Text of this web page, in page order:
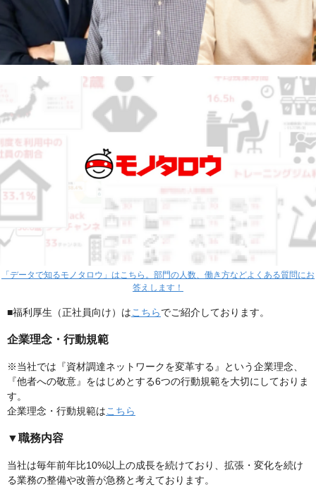
「データで知るモノタロウ」はこちら。部門の人数、働き方などよくある質問にお
答えします！
■福利厚生（正社員向け）はこちらでご紹介しております。
企業理念・行動規範
※当社では『資材調達ネットワークを変革する』という企業理念、
『他者への敬意』をはじめとする6つの行動規範を大切にしておりま
す。
企業理念・行動規範はこちら
▼職務内容
当社は毎年前年比10%以上の成長を続けており、拡張・変化を続け
る業務の整備や改善が急務と考えております。